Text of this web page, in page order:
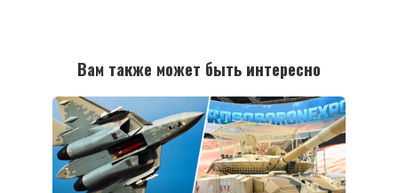
Вам также может быть интересно